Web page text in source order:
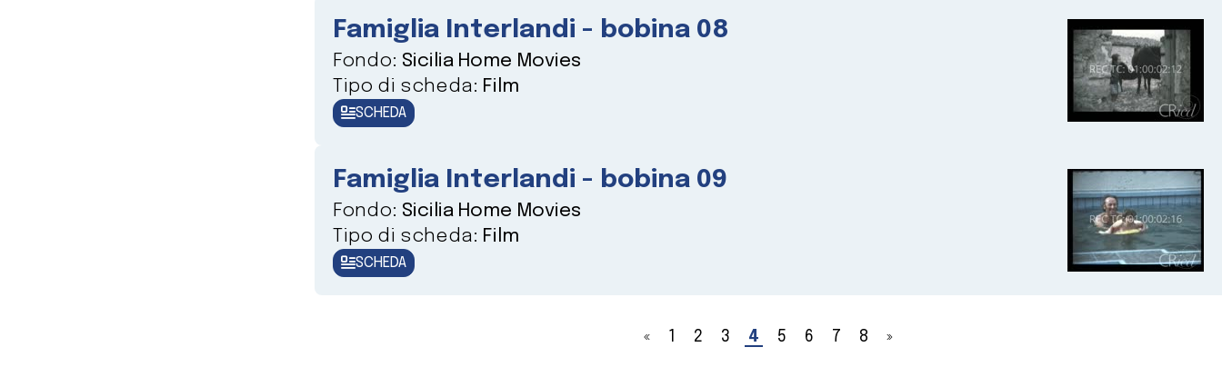
Famiglia Interlandi - bobina 08
Fondo: Sicilia Home Movies
Tipo di scheda: Film
SCHEDA
Famiglia Interlandi - bobina 09
Fondo: Sicilia Home Movies
Tipo di scheda: Film
SCHEDA
« 1 2 3 4 5 6 7 8 »